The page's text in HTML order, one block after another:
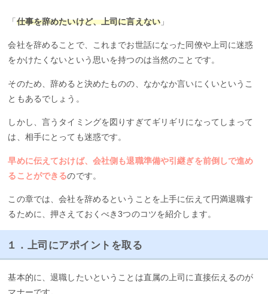
「 仕事を辞めたいけど、上司に言えない 」
会社を辞めることで、これまでお世話になった同僚や上司に迷惑
をかけたくないという思いを持つのは当然のことです。
そのため、辞めると決めたものの、なかなか言いにくいというこ
ともあるでしょう。
しかし、言うタイミングを図りすぎてギリギリになってしまって
は、相手にとっても迷惑です。
早めに伝えておけば、会社側も退職準備や引継ぎを前倒しで進め
ることができるのです。
この章では、会社を辞めるということを上手に伝えて円満退職す
るために、押さえておくべき3つのコツを紹介します。
１．上司にアポイントを取る
基本的に、退職したいということは直属の上司に直接伝えるのが
マナーです。